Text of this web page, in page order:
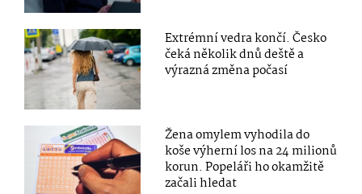
Extrémní vedra končí. Česko
čeká několik dnů deště a
výrazná změna počasí
Žena omylem vyhodila do
koše výherní los na 24 milionů
korun. Popeláři ho okamžitě
začali hledat